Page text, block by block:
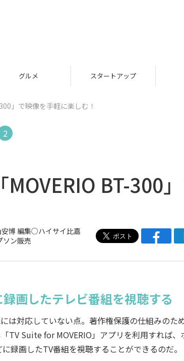
グルメ スタートアップ
」で映像を手軽に楽しむ！
2
BT-300
博 編集○ハイサイ比嘉
ソン販売
画したテレビ番組を視聴する
は対応していない点。著作権保護の仕組みのた
TV Suite for MOVERIO」アプリを利用すれば、
録画したTV番組を視聴することができるのだ。